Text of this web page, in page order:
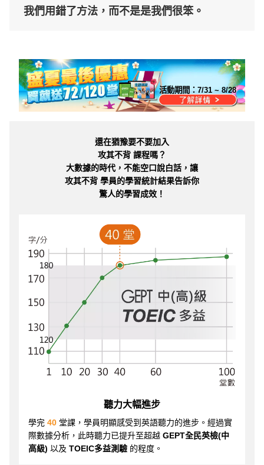
我們用錯了方法，而不是是我們很笨。
活動期間：7/31 ~ 8/28
還在猶豫要不要加入
攻其不背 課程嗎？
大數據的時代，不能空口說白話，讓
攻其不背 學員的學習統計結果告訴你
驚人的學習成效！
聽力大幅進步
學完 40 堂課，學員明顯感受到英語聽力的進步。經過實
際數據分析，此時聽力已提升至超越 GEPT全民英檢(中
高級) 以及 TOEIC多益測驗 的程度。